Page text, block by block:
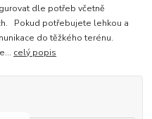
dle potřeb včetně
Pokud potřebujete lehkou a
do těžkého terénu.
celý popis